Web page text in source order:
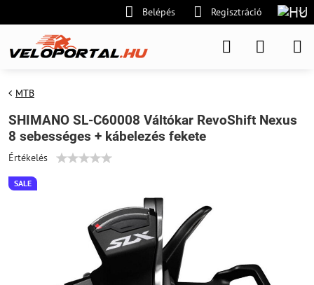
Belépés Regisztráció
SALE
MTB
SHIMANO SL-C60008 Váltókar RevoShift Nexus
8 sebességes + kábelezés fekete
Értékelés